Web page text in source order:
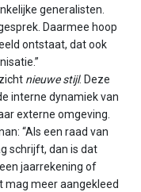
generalisten.
Daarmee hoop
ontstaat, dat ook
nieuwe stijl. Deze
interne dynamiek van
externe omgeving.
“Als een raad van
schrijft, dan is dat
jaarrekening of
mag meer aangekleed